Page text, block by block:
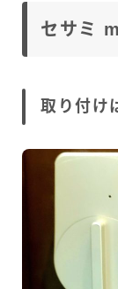
セサミ
取り付け